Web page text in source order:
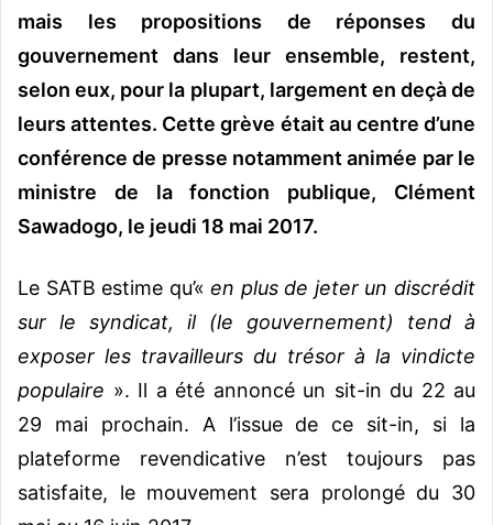
mais les propositions de réponses du
gouvernement dans leur ensemble, restent,
selon eux, pour la plupart, largement en deçà de
leurs attentes. Cette grève était au centre d’une
conférence de presse notamment animée par le
ministre de la fonction publique, Clément
Sawadogo, le jeudi 18 mai 2017.
Le SATB estime qu’«en plus de jeter un discrédit
sur le syndicat, il (le gouvernement) tend à
exposer les travailleurs du trésor à la vindicte
populaire ». Il a été annoncé un sit-in du 22 au
29 mai prochain. A l’issue de ce sit-in, si la
plateforme revendicative n’est toujours pas
satisfaite, le mouvement sera prolongé du 30